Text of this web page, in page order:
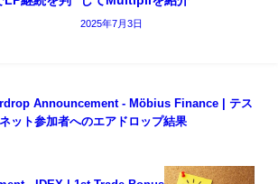
2025年7月3日
Announcement - Möbius Finance | テス
ネット参加者へのエアドロップ結果